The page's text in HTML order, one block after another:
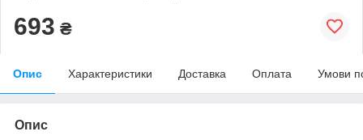
693 ₴
Опис Характеристики Доставка Оплата Умови
Опис